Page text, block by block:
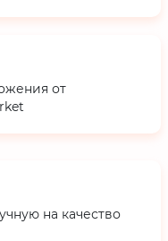
от
на качество